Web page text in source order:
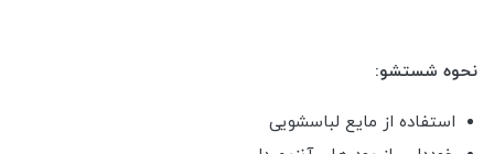
نحوه شستشو:
استفاده از مایع لباسشویی